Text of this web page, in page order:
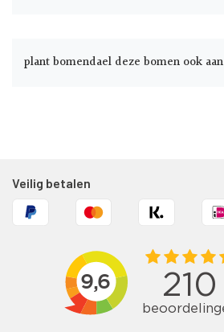
plant bomendael deze bomen ook aan
Veilig betalen